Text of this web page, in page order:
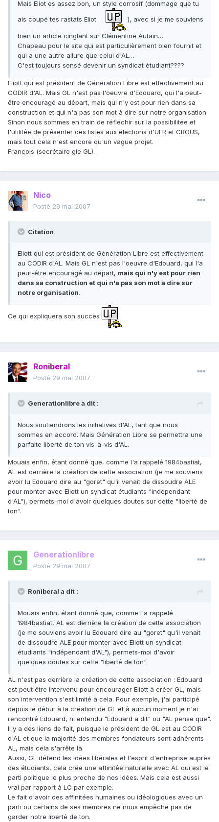
Mais Eliot es assez bon, un style corrosif (dommage que tu
ais coupé tes rastats Eliot …
), avec si je me souviens
bien un article cinglant sur Clémentine Autain…
Chapeau pour le site qui est particulièrement bien fournit et
qui a une autre allure que celui d'AL…
C'est toujours sensé devenir un syndicat étudiant????
Eliott qui est président de Génération Libre est effectivement au
CODIR d'AL. Mais GL n'est pas l'oeuvre d'Edouard, qui l'a peut-
être encouragé au départ, mais qui n'y est pour rien dans sa
construction et qui n'a pas son mot à dire sur notre organisation.
Sinon nous sommes en train de réfléchir sur la possibilitée et
l'utilitée de présenter des listes aux élections d'UFR et CROUS,
mais tout cela n'est encore qu'un vague projet.
François (secrétaire gle GL).
Nico
Posté 29 mai 2007
Citation
Eliott qui est président de Génération Libre est effectivement
au CODIR d'AL. Mais GL n'est pas l'oeuvre d'Edouard, qui l'a
peut-être encouragé au départ, mais qui n'y est pour rien
dans sa construction et qui n'a pas son mot à dire sur
notre organisation.
Ce qui expliquera son succès
Roniberal
Posté 29 mai 2007
Generationlibre a dit :
Nous soutiendrons les initiatives d'AL, tant que nous
sommes en accord. Mais Génération Libre se permettra une
parfaite liberté de ton vis-à-vis d'AL.
Mouais enfin, étant donné que, comme l'a rappelé 1984bastiat,
AL est derrière la création de cette association (je me souviens
avoir lu Edouard dire au "goret" qu'il venait de dissoudre ALE
pour monter avec Eliott un syndicat étudiants "indépendant
d'AL"), permets-moi d'avoir quelques doutes sur cette "liberté de
ton".
Generationlibre
Posté 29 mai 2007
Roniberal a dit :
Mouais enfin, étant donné que, comme l'a rappelé
1984bastiat, AL est derrière la création de cette association
(je me souviens avoir lu Edouard dire au "goret" qu'il venait
de dissoudre ALE pour monter avec Eliott un syndicat
étudiants "indépendant d'AL"), permets-moi d'avoir
quelques doutes sur cette "liberté de ton".
AL n'est pas derrière la création de cette association : Edouard
est peut être intervenu pour encourager Eliott à créer GL, mais
son intervention s'est limité à cela. Pour exemple, j'ai participé
depuis le début à la création de GL et à aucun moment je n'ai
rencontré Edouard, ni entendu "Edouard a dit" ou "AL pense que".
Il y a des liens de fait, puisque le président de GL est au CODIR
d'AL et que la majorité des membres fondateurs sont adhérents
AL, mais cela s'arrête là.
Aussi, GL défend les idées libérales et l'esprit d'entreprise auprès
des étudiants, cela crée une affinitée naturelle avec AL qui est le
parti politique le plus proche de nos idées. Mais cela est aussi
vrai par rapport à LC par exemple.
Le fait d'avoir des affinitées humaines ou idéologiques avec un
parti ou certains de ses membres ne nous empêche pas de
garder notre liberté de ton.